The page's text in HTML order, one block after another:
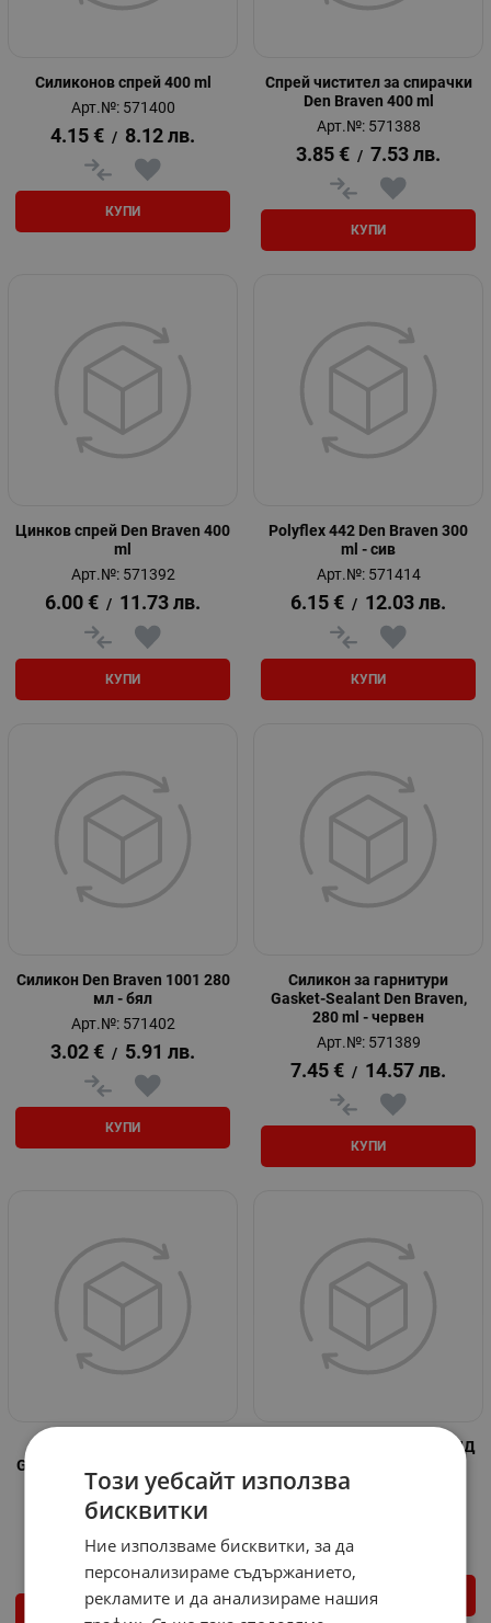
Силиконов спрей 400 ml
Арт.№: 571400
4.15 € / 8.12 лв.
КУПИ
Спрей чистител за спирачки
Den Braven 400 ml
Арт.№: 571388
3.85 € / 7.53 лв.
КУПИ
Цинков спрей Den Braven 400
ml
Арт.№: 571392
6.00 € / 11.73 лв.
КУПИ
Polyflex 442 Den Braven 300
ml - сив
Арт.№: 571414
6.15 € / 12.03 лв.
КУПИ
Силикон Den Braven 1001 280
мл - бял
Арт.№: 571402
3.02 € / 5.91 лв.
КУПИ
Силикон за гарнитури
Gasket-Sealant Den Braven,
280 ml - червeн
Арт.№: 571389
7.45 € / 14.57 лв.
КУПИ
Gasket-Sealant Den Braven 80
ml - червен
Арт.№: 571391
1.84 € 3.60 лв.
Силикон ALL IN ONE ХИБРИД
Арт.№: 571384
КУПИ
Този уебсайт използва
бисквитки
Ние използваме бисквитки, за да
персонализираме съдържанието,
рекламите и да анализираме нашия